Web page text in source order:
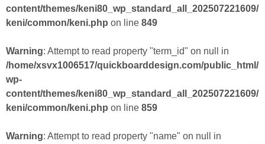
content/themes/keni80_wp_standard_all_202507221609/
keni/common/keni.php on line 849
Warning: Attempt to read property "term_id" on null in
/home/xsvx1006517/quickboarddesign.com/public_html/
wp-
content/themes/keni80_wp_standard_all_202507221609/
keni/common/keni.php on line 859
Warning: Attempt to read property "name" on null in